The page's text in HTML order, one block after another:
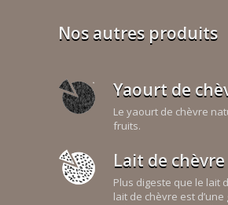
Nos autres produits
Yaourt de
Le yaourt de chèvre
fruits.
Lait de chèvre
Plus digeste que le lait
lait de chèvre est d’une